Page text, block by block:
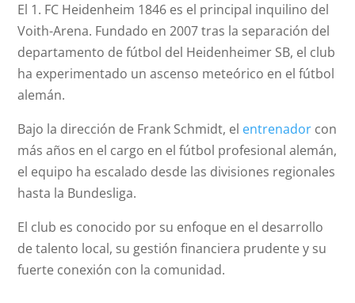
El 1. FC Heidenheim 1846 es el principal inquilino del
Voith-Arena. Fundado en 2007 tras la separación del
departamento de fútbol del Heidenheimer SB, el club
ha experimentado un ascenso meteórico en el fútbol
alemán.
Bajo la dirección de Frank Schmidt, el entrenador con
más años en el cargo en el fútbol profesional alemán,
el equipo ha escalado desde las divisiones regionales
hasta la Bundesliga.
El club es conocido por su enfoque en el desarrollo
de talento local, su gestión financiera prudente y su
fuerte conexión con la comunidad.